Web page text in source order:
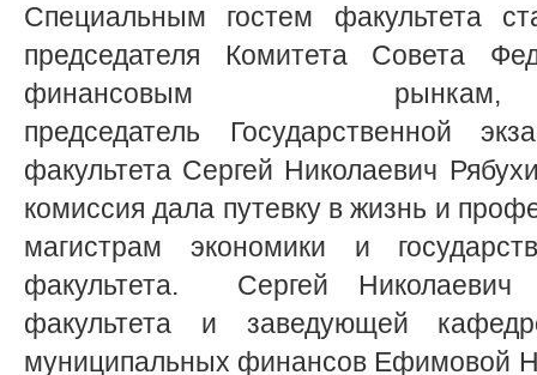
Специальным гостем факультета
председателя Комитета Совета
финансовым
председатель Государственной
факультета Сергей Николаевич
комиссия дала путевку в жизнь и
магистрам экономики и
факультета. Сергей
факультета и заведующей
муниципальных финансов Ефимовой